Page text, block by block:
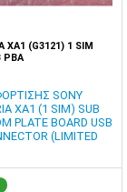
XA1 (G3121) 1 SIM
PBA
SONY
XA1 (1 SIM) SUB
PLATE BOARD USB
(LIMITED